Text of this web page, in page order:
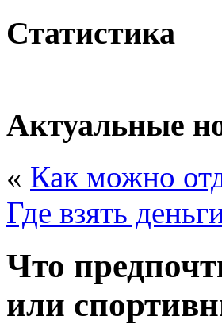
Статистика
Актуальные
« Как можно
Где взять
Что
или